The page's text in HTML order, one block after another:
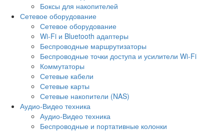
Боксы для накопителей
Сетевое оборудование
Сетевое оборудование
Wi-Fi и Bluetooth адаптеры
Беспроводные маршрутизаторы
Беспроводные точки доступа и усилители Wi-Fi
Коммутаторы
Сетевые кабели
Сетевые карты
Сетевые накопители (NAS)
Аудио-Видео техника
Аудио-Видео техника
Беспроводные и портативные колонки